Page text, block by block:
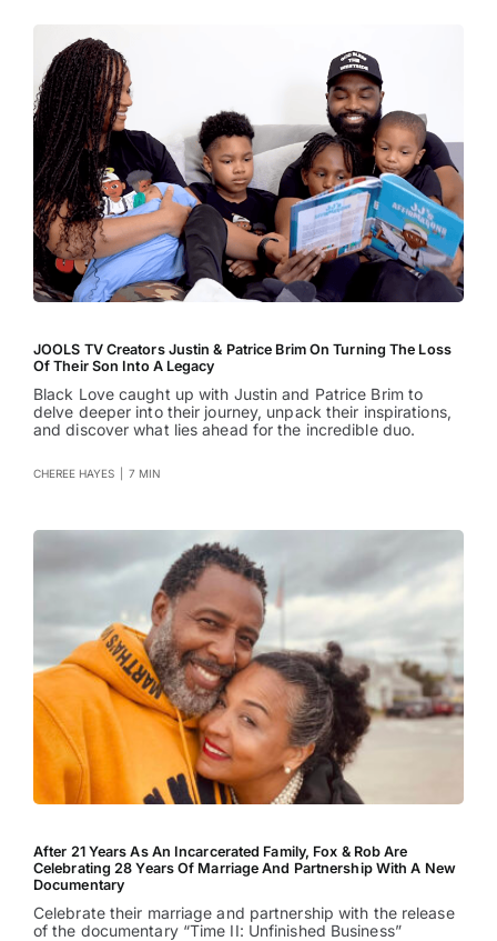
JOOLS TV Creators Justin & Patrice Brim On Turning The Loss
Of Their Son Into A Legacy
Black Love caught up with Justin and Patrice Brim to
delve deeper into their journey, unpack their inspirations,
and discover what lies ahead for the incredible duo.
CHEREE HAYES 7 MIN
After 21 Years As An Incarcerated Family, Fox & Rob Are
Celebrating 28 Years Of Marriage And Partnership With A New
Documentary
Celebrate their marriage and partnership with the release
of the documentary “Time II: Unfinished Business”